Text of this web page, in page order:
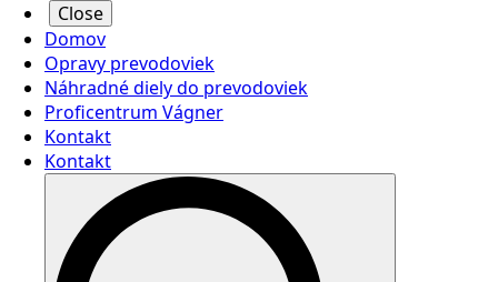
Close
Domov
Opravy prevodoviek
Náhradné diely do prevodoviek
Proficentrum Vágner
Kontakt
Kontakt